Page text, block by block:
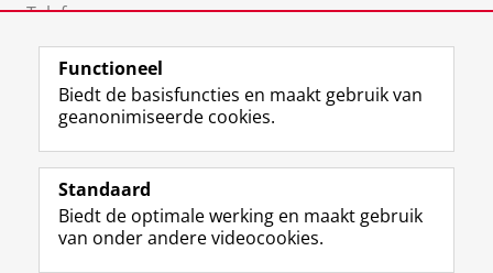
Telefoon:
Volg de RUG
F
a
e
b
L
i
k
e
R
S
-
f
I
n
t
Y
o
T
Studiekiezers
Functioneel
Biedt de basisfuncties en maakt gebruik van
geanonimiseerde cookies.
Standaard
Biedt de optimale werking en maakt gebruik
van onder andere videocookies.